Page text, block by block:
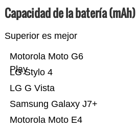
Capacidad de la batería (mAh)
Superior es mejor
Motorola Moto E4
Samsung Galaxy J7+
LG G Vista
LG Stylo 4
Motorola Moto G6
Play